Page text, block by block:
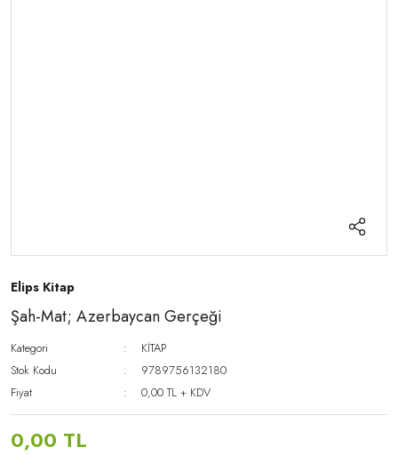
Elips Kitap
Şah-Mat; Azerbaycan Gerçeği
Kategori
KİTAP
Stok Kodu
9789756132180
Fiyat
0,00 TL + KDV
0,00 TL